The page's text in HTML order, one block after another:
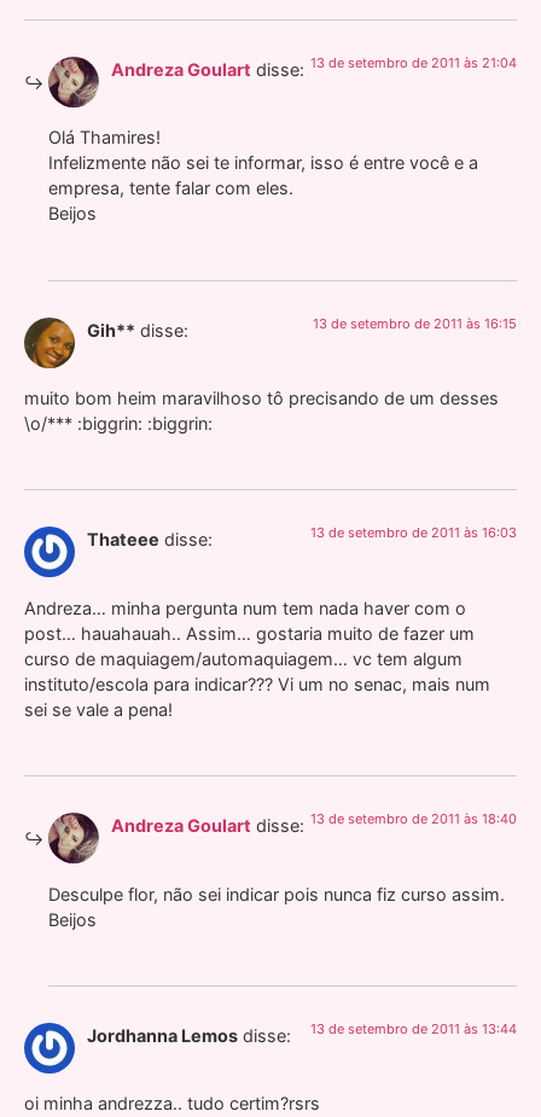
Andreza Goulart disse: 13 de setembro de 2011 às 21:04
Olá Thamires!
Infelizmente não sei te informar, isso é entre você e a
empresa, tente falar com eles.
Beijos
Gih** disse: 13 de setembro de 2011 às 16:15
muito bom heim maravilhoso tô precisando de um desses
\o/*** :biggrin: :biggrin:
Thateee disse: 13 de setembro de 2011 às 16:03
Andreza… minha pergunta num tem nada haver com o
post… hauahauah.. Assim… gostaria muito de fazer um
curso de maquiagem/automaquiagem… vc tem algum
instituto/escola para indicar??? Vi um no senac, mais num
sei se vale a pena!
Andreza Goulart disse: 13 de setembro de 2011 às 18:40
Desculpe flor, não sei indicar pois nunca fiz curso assim.
Beijos
Jordhanna Lemos disse: 13 de setembro de 2011 às 13:44
oi minha andrezza.. tudo certim?rsrs